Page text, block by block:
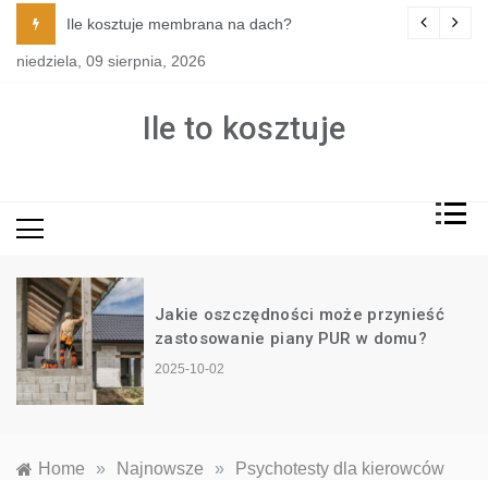
content
stylu i funkcji kuchni?
Ile kosztuje membrana na dach?
niedziela, 09 sierpnia, 2026
Ile to kosztuje
Jakie oszczędności może przynieść
zastosowanie piany PUR w domu?
2025-10-02
Home » Najnowsze »
Psychotesty dla kierowców